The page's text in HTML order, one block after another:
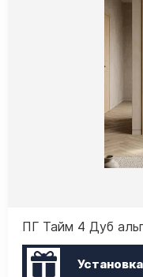
ПГ Тайм 4 Дуб
Установка